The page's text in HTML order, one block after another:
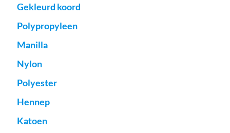
Gekleurd koord
Polypropyleen
Manilla
Nylon
Polyester
Hennep
Katoen